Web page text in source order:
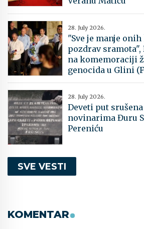
28. July 2026.
"Sve je manje
pozdrav sramota",
na komemoraciji
genocida u Glini
28. July 2026.
Deveti put
novinarima Đuru
Pereniću
SVE VESTI
KOMENTAR